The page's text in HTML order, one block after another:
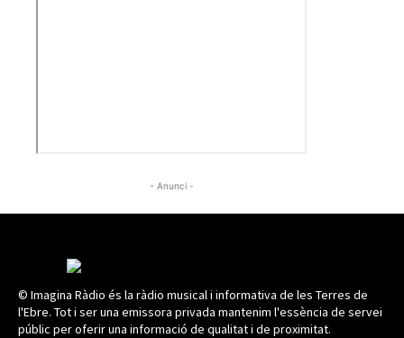
- Anunci -
© Imagina Ràdio és la ràdio musical i informativa de les Terres de
l'Ebre. Tot i ser una emissora privada mantenim l'essència de servei
públic per oferir una informació de qualitat i de proximitat.